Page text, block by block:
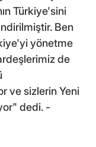
Türkiye'sini
Ben
yönetme
de
ve sizlerin Yeni
dedi. -